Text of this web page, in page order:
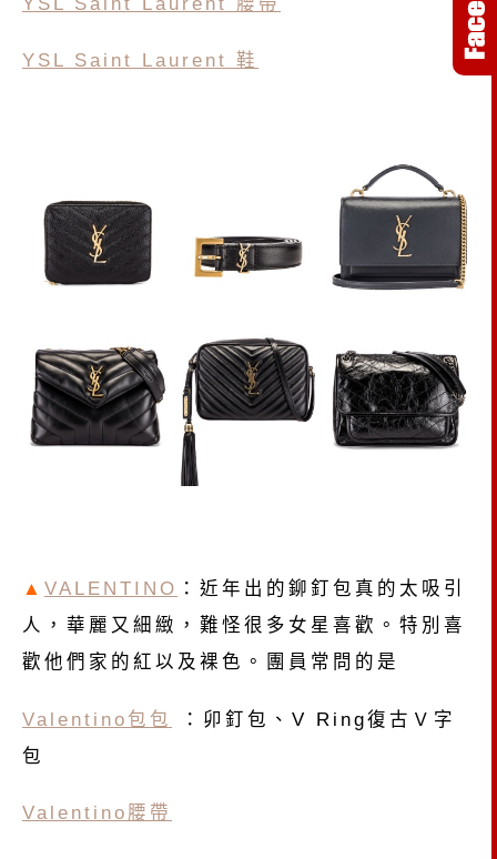
YSL Saint Laurent 鞋
▲ VALENTINO ：近年出的鉚釘包真的太吸引
人，華麗又細緻，難怪很多女星喜歡。特別喜
歡他們家的紅以及裸色。團員常問的是
Valentino包包
：卯釘包、V Ring復古Ｖ字
包
Valentino腰帶